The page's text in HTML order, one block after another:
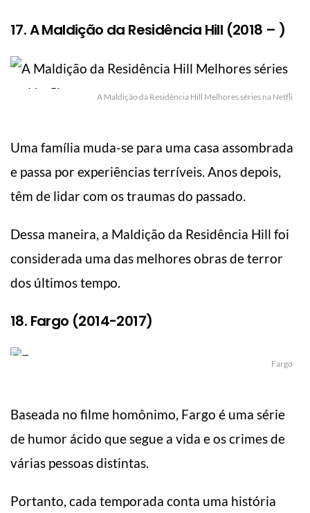
17. A Maldição da Residência Hill (2018 – )
A Maldição da Residência Hill Melhores séries na Netfli
Uma família muda-se para uma casa assombrada
e passa por experiências terríveis. Anos depois,
têm de lidar com os traumas do passado.
Dessa maneira, a Maldição da Residência Hill foi
considerada uma das melhores obras de terror
dos últimos tempo.
18. Fargo (2014-2017)
Fargo
Baseada no filme homônimo, Fargo é uma série
de humor ácido que segue a vida e os crimes de
várias pessoas distintas.
Portanto, cada temporada conta uma história